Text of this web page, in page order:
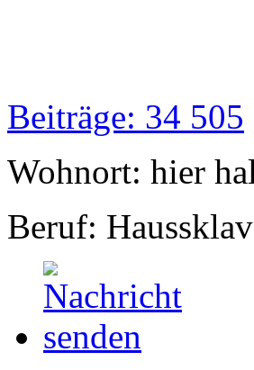
Beiträge: 34 505
Wohnort: hier
Beruf: